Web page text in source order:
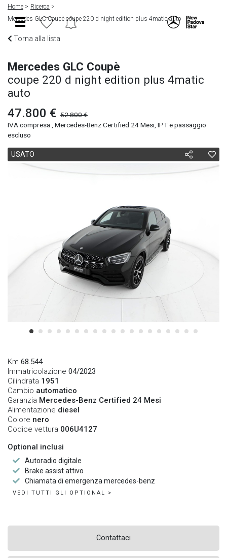
Home
Ricerca
Mercedes GLC Coupè coupe 220 d night edition plus 4matic auto
Torna alla lista
Mercedes GLC Coupè
coupe 220 d night edition plus 4matic
auto
47.800 € 52.800 €
IVA compresa , Mercedes-Benz Certified 24 Mesi, IPT e passaggio
escluso
USATO
Km 68.544
Immatricolazione 04/2023
Cilindrata 1951
Cambio automatico
Garanzia Mercedes-Benz Certified 24 Mesi
Alimentazione diesel
Colore nero
Codice vettura 006U4127
Optional inclusi
Autoradio digitale
Brake assist attivo
Chiamata di emergenza mercedes-benz
VEDI TUTTI GLI OPTIONAL >
Contattaci